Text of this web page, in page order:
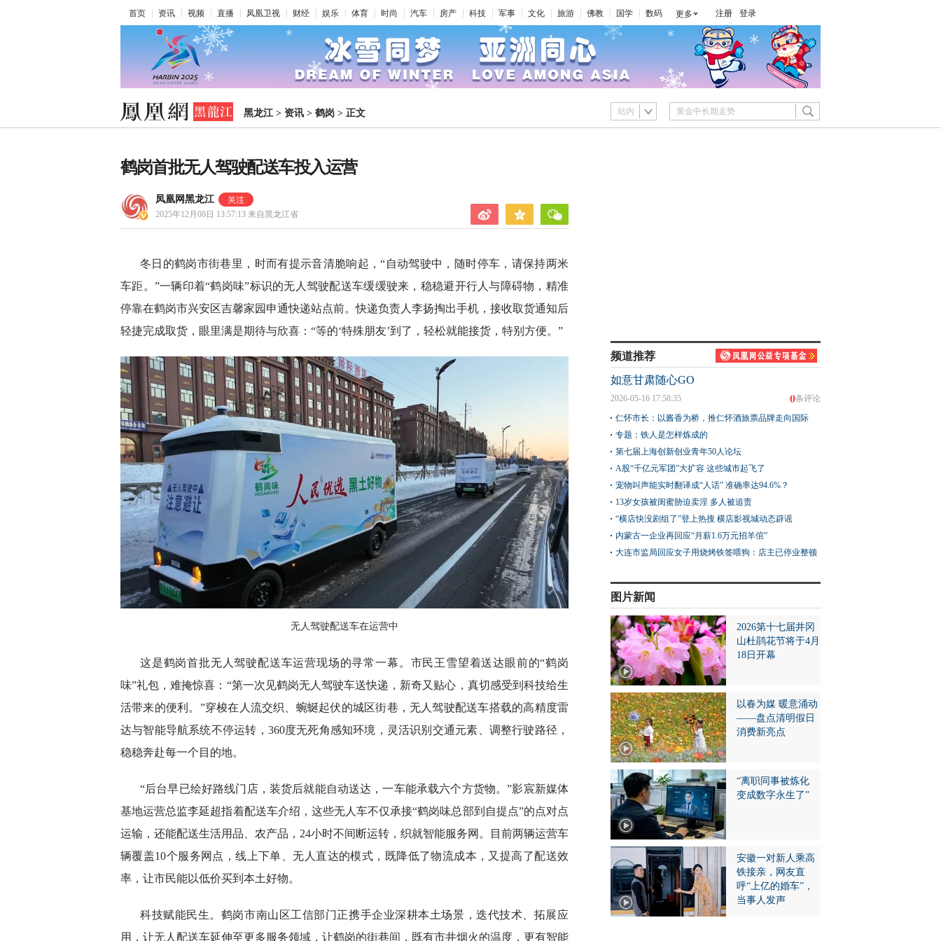
首页 资讯 视频 直播 凤凰卫视 财经 娱乐 体育 时尚 汽车 房产 科技 军事 文化 旅游 佛教 国学 数码 更多 注册 登录
黑龙江> 资讯 > 鹤岗 > 正文 站内
鹤岗首批无人驾驶配送车投入运营
凤凰网黑龙江
2025年12月08日 13:57:13 来自黑龙江省
冬日的鹤岗市街巷里，时而有提示音清脆响起，“自动驾驶中，随时停车，请保持两米
车距。”一辆印着“鹤岗味”标识的无人驾驶配送车缓缓驶来，稳稳避开行人与障碍物，精准
停靠在鹤岗市兴安区吉馨家园申通快递站点前。快递负责人李扬掏出手机，接收取货通知后
轻捷完成取货，眼里满是期待与欣喜：“等的‘特殊朋友’到了，轻松就能接货，特别方便。”
无人驾驶配送车在运营中
这是鹤岗首批无人驾驶配送车运营现场的寻常一幕。市民王雪望着送达眼前的“鹤岗
味”礼包，难掩惊喜：“第一次见鹤岗无人驾驶车送快递，新奇又贴心，真切感受到科技给生
活带来的便利。”穿梭在人流交织、蜿蜒起伏的城区街巷，无人驾驶配送车搭载的高精度雷
达与智能导航系统不停运转，360度无死角感知环境，灵活识别交通元素、调整行驶路径，
稳稳奔赴每一个目的地。
“后台早已绘好路线门店，装货后就能自动送达，一车能承载六个方货物。”影宸新媒体
基地运营总监李延超指着配送车介绍，这些无人车不仅承接“鹤岗味总部到自提点”的点对点
运输，还能配送生活用品、农产品，24小时不间断运转，织就智能服务网。目前两辆运营车
辆覆盖10个服务网点，线上下单、无人直达的模式，既降低了物流成本，又提高了配送效
率，让市民能以低价买到本土好物。
科技赋能民生。鹤岗市南山区工信部门正携手企业深耕本土场景，迭代技术、拓展应
用，让无人配送车延伸至更多服务领域，让鹤岗的街巷间，既有市井烟火的温度，更有智能
频道推荐
如意甘肃随心GO
0条评论
2026-05-16 17:58:35
仁怀市长：以酱香为桥，推仁怀酒旅票品牌走向国际
专题：铁人是怎样炼成的
第七届上海创新创业青年50人论坛
A股“千亿元军团”大扩容 这些城市起飞了
宠物叫声能实时翻译成“人话” 准确率达94.6%？
13岁女孩被闺蜜胁迫卖淫 多人被追责
“横店快没剧组了”登上热搜 横店影视城动态辟谣
内蒙古一企业再回应“月薪1.6万元招羊倌”
大连市监局回应女子用烧烤铁签喂狗：店主已停业整顿
图片新闻
2026第十七届井冈
山杜鹃花节将于4月
18日开幕
以春为媒 暖意涌动
——盘点清明假日
消费新亮点
“离职同事被炼化
变成数字永生了”
安徽一对新人乘高
铁接亲，网友直
呼“上亿的婚车”，
当事人发声